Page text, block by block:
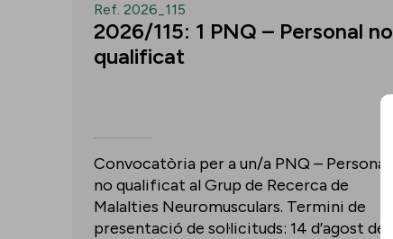
Ref. 2026_115
2026/115: 1 PNQ – Personal no
qualificat
Convocatòria per a un/a PNQ – Personal
no qualificat al Grup de Recerca de
Malalties Neuromusculars. Termini de
presentació de sol·licituds: 14 d’agost de